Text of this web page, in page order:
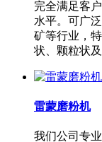
完全满足客
水平。可广
矿等行业，
状、颗粒状
雷蒙磨粉机
我们公司专